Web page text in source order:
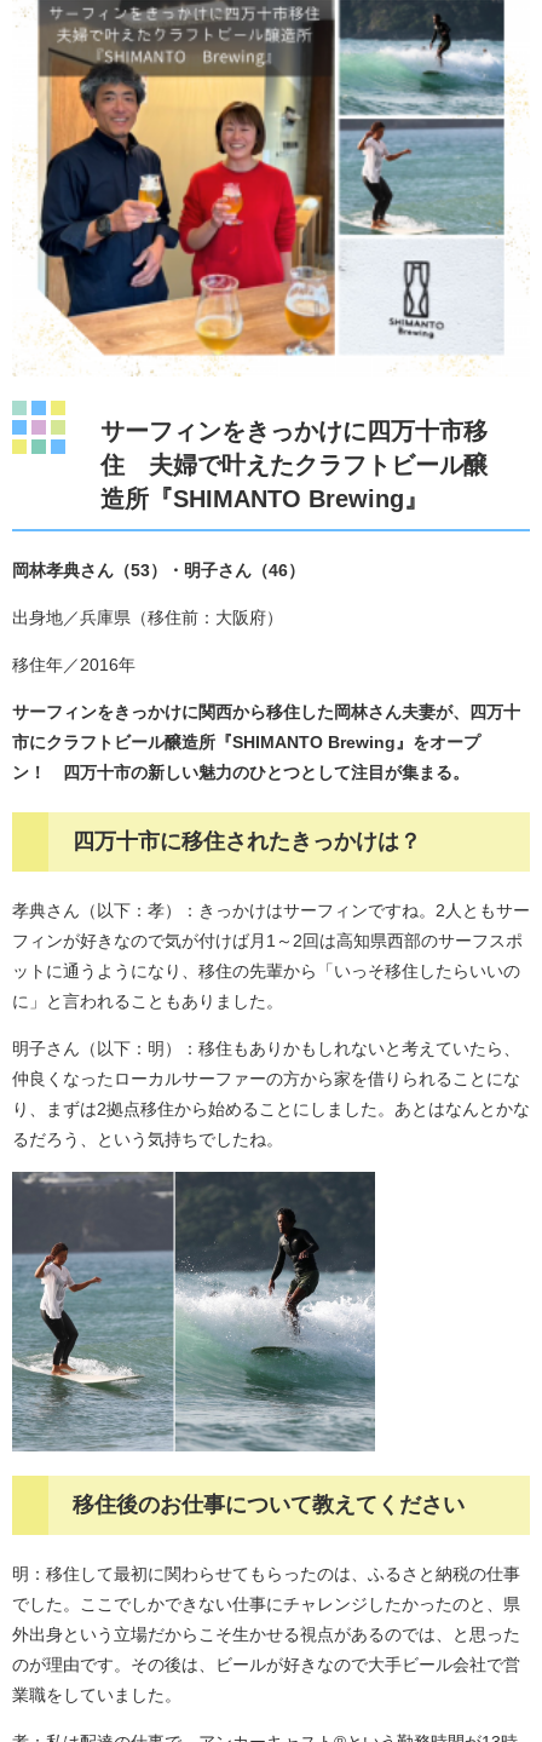
サーフィンをきっかけに四万十市移
住 夫婦で叶えたクラフトビール醸
造所『SHIMANTO Brewing』
岡林孝典さん（53）・明子さん（46）
出身地／兵庫県（移住前：大阪府）
移住年／2016年
サーフィンをきっかけに関西から移住した岡林さん夫妻が、四万十
市にクラフトビール醸造所『SHIMANTO Brewing』をオープ
ン！ 四万十市の新しい魅力のひとつとして注目が集まる。​
四万十市に移住されたきっかけは？
孝典さん（以下：孝）：きっかけはサーフィンですね。2人ともサー
フィンが好きなので気が付けば月1～2回は高知県西部のサーフスポ
ットに通うようになり、移住の先輩から「いっそ移住したらいいの
に」と言われることもありました。
明子さん（以下：明）：移住もありかもしれないと考えていたら、
仲良くなったローカルサーファーの方から家を借りられることにな
り、まずは2拠点移住から始めることにしました。あとはなんとかな
るだろう、という気持ちでしたね。
移住後のお仕事について教えてください​
明：移住して最初に関わらせてもらったのは、ふるさと納税の仕事
でした。ここでしかできない仕事にチャレンジしたかったのと、県
外出身という立場だからこそ生かせる視点があるのでは、と思った
のが理由です。その後は、ビールが好きなので大手ビール会社で営
業職をしていました。